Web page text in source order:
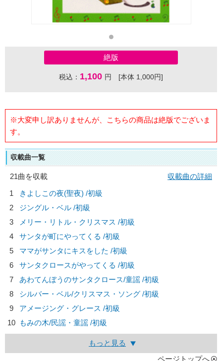
絶版
税込： 1,100 円 [本体 1,000円]
※大変申し訳ありませんが、こちらの商品は絶版でございま
す。
収載曲一覧
21曲を収載
収載曲の詳細
1
きよしこの夜(聖夜) /初級
2
ジングル・ベル /初級
3
メリー・リトル・クリスマス /初級
4
サンタが町にやってくる /初級
5
ママがサンタにキスをした /初級
6
サンタクロースがやってくる /初級
7
あわてんぼうのサンタクロース/童謡 /初級
8
シルバー・ベル/クリスマス・ソング /初級
9
アメージング・グレース /初級
10 もみの木/民謡・童謡 /初級
もっと見る
ページトップへ